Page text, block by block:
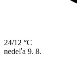
24/12 °C
nedeľa 9. 8.